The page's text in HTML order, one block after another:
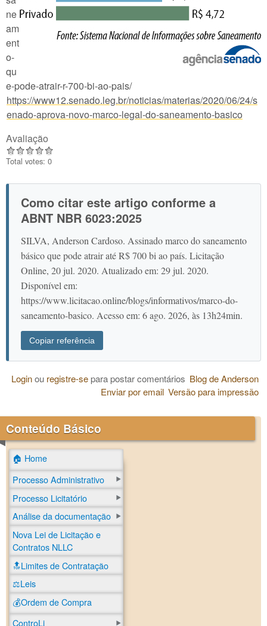
ne
am
ent
o-
qu
e-pode-atrair-r-700-bi-ao-pais/
https://www12.senado.leg.br/noticias/materias/2020/06/24/s
enado-aprova-novo-marco-legal-do-saneamento-basico
Avaliação
Total votes: 0
Como citar este artigo conforme a
ABNT NBR 6023:2025
SILVA, Anderson Cardoso. Assinado marco do saneamento
básico que pode atrair até R$ 700 bi ao país. Licitação
Online, 20 jul. 2020. Atualizado em: 29 jul. 2020.
Disponível em:
https://www.licitacao.online/blogs/informativos/marco-do-
saneamento-basico. Acesso em: 6 ago. 2026, às 13h24min.
Copiar referência
Blog de Anderson
Loginou registre-separa postar comentários
Versão para impressão
Enviar por email
Conteúdo Básico
🏠 Home
Processo Administrativo
Processo Licitatório
Análise da documentação
Nova Lei de Licitação e
Contratos NLLC
🔝Limites de Contratação
⚖️Leis
💰Ordem de Compra
ControLi